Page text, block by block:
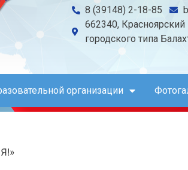
8 (39148) 2-18-85
662340,
городского типа
организации